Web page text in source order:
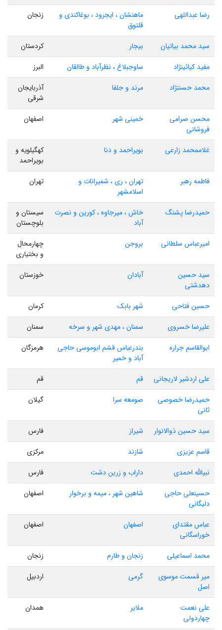
رضا عبداللهی
ماهنشان ، ایجرود ، بوغاکندی و
قلتوق
زنجان
سید محمد بیاتیان بیجار
کردستان
مفید کیائینژاد
ساوجبلاغ ، نظرآباد و طالقان
البرز
محمد حسننژاد
مرند و جلفا
آذربایجان
شرقی
محسن صرامی
فروشانی
خمینی شهر اصفهان
غلاممحمد زارعی بویراحمد و دنا
کهگیلویه و
بویراحمد
فاطمه رهبر
تهران ، ری ، شمیرانات و
اسلامشهر
تهران
حمیدرضا پشنگ
خاش ، میرجاوه ، کورین و نصرت
آباد
سیستان و
بلوچستان
امیرعباس سلطانی
بروجن
چهارمحال
و بختیاری
سید حسین
دهدشتی
آبادان خوزستان
حسین فتاحی شهر بابک
کرمان
علیرضا خسروی
سمنان ، مهدی شهر و سرخه
سمنان
ابوالقاسم جراره
بندرعباس قشم ابوموسی حاجی
آباد و خمیر
هرمزگان
علی اردشیر لاریجانی قم
قم
حمیدرضا خصوصی
ثانی
صومعه سرا گیلان
سید حسین ذوالانوار شیراز
فارس
قاسم عزیزی
شازند
مرکزی
نبیالله احمدی
داراب و زرین دشت
فارس
حسینعلی حاجی
دلیگانی
شاهین شهر ، میمه و برخوار اصفهان
عباس مقتدای
خوراسگانی
اصفهان اصفهان
محمد اسماعیلی زنجان و طارم
زنجان
میر قسمت موسوی
اصل
گرمی اردبیل
علی نعمت
چهاردولی
ملایر همدان